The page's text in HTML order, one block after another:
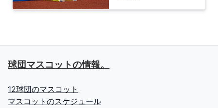
球団マスコットの情報。
12球団のマスコット
マスコットのスケジュール